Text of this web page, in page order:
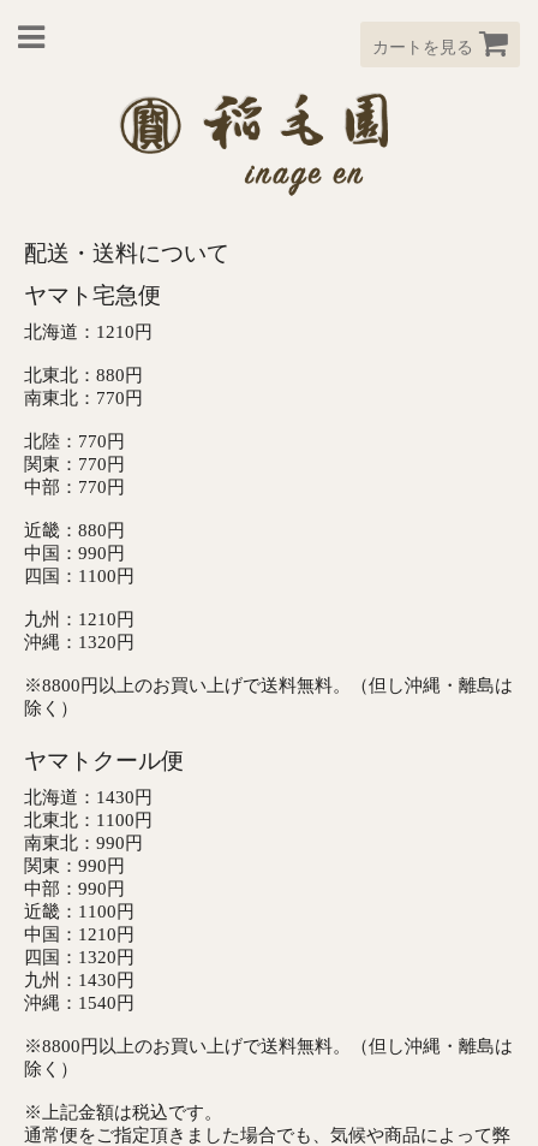
カートを見る
配送・送料について
ヤマト宅急便
北海道：1210円
北東北：880円
南東北：770円
北陸：770円
関東：770円
中部：770円
近畿：880円
中国：990円
四国：1100円
九州：1210円
沖縄：1320円
※8800円以上のお買い上げで送料無料。（但し沖縄・離島は
除く）
ヤマトクール便
北海道：1430円
北東北：1100円
南東北：990円
関東：990円
中部：990円
近畿：1100円
中国：1210円
四国：1320円
九州：1430円
沖縄：1540円
※8800円以上のお買い上げで送料無料。（但し沖縄・離島は
除く）
※上記金額は税込です。
通常便をご指定頂きました場合でも、気候や商品によって弊